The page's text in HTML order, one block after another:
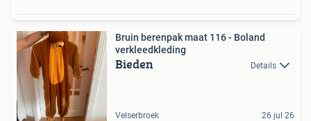
Bruin berenpak maat 116 - Boland
verkleedkleding
Bieden Details
Velserbroek 26 jul 26